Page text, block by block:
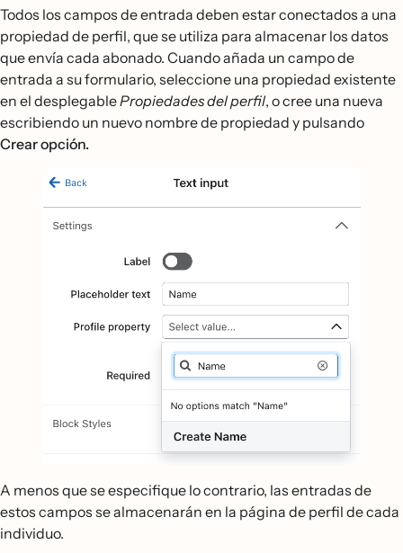
Todos los campos de entrada deben estar conectados a una
propiedad de perfil, que se utiliza para almacenar los datos
que envía cada abonado. Cuando añada un campo de
entrada a su formulario, seleccione una propiedad existente
en el desplegablePropiedades del perfil, o cree una nueva
escribiendo un nuevo nombre de propiedad y pulsando
Crear opción.
A menos que se especifique lo contrario, las entradas de
estos campos se almacenarán en la página de perfil de cada
individuo.